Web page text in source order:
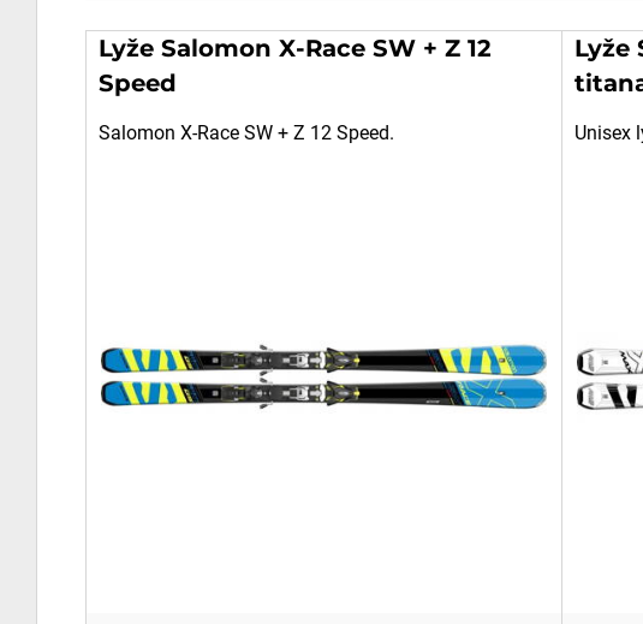
Lyže Salomon X-Race SW + Z 12
Speed
Salomon X-Race SW + Z 12 Speed.
Lyže
Unisex